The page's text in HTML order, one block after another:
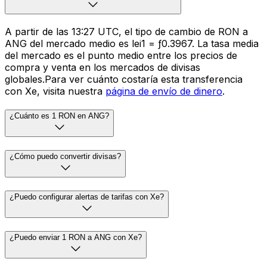
A partir de las 13:27 UTC, el tipo de cambio de RON a
ANG del mercado medio es lei1 = ƒ0.3967. La tasa media
del mercado es el punto medio entre los precios de
compra y venta en los mercados de divisas
globales.Para ver cuánto costaría esta transferencia
con Xe, visita nuestra página de envío de dinero.
¿Cuánto es 1 RON en ANG?
¿Cómo puedo convertir divisas?
¿Puedo configurar alertas de tarifas con Xe?
¿Puedo enviar 1 RON a ANG con Xe?